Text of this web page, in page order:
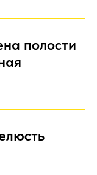
полости